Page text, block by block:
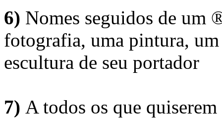
6) Nomes seguidos de um
fotografia, uma pintura,
escultura de seu portador
7) A todos os que